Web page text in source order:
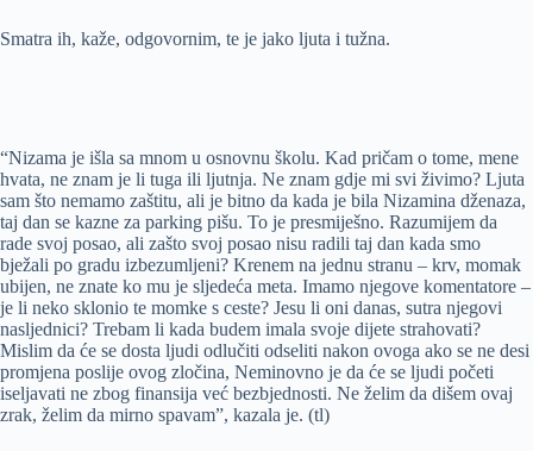
Smatra ih, kaže, odgovornim, te je jako ljuta i tužna.
“Nizama je išla sa mnom u osnovnu školu. Kad pričam o tome, mene
hvata, ne znam je li tuga ili ljutnja. Ne znam gdje mi svi živimo? Ljuta
sam što nemamo zaštitu, ali je bitno da kada je bila Nizamina dženaza,
taj dan se kazne za parking pišu. To je presmiješno. Razumijem da
rade svoj posao, ali zašto svoj posao nisu radili taj dan kada smo
bježali po gradu izbezumljeni? Krenem na jednu stranu – krv, momak
ubijen, ne znate ko mu je sljedeća meta. Imamo njegove komentatore –
je li neko sklonio te momke s ceste? Jesu li oni danas, sutra njegovi
nasljednici? Trebam li kada budem imala svoje dijete strahovati?
Mislim da će se dosta ljudi odlučiti odseliti nakon ovoga ako se ne desi
promjena poslije ovog zločina, Neminovno je da će se ljudi početi
iseljavati ne zbog finansija već bezbjednosti. Ne želim da dišem ovaj
zrak, želim da mirno spavam”, kazala je. (tl)